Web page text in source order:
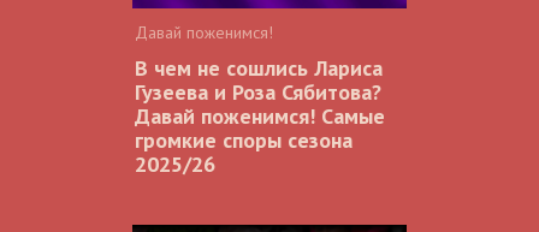
Давай поженимся!
В чем не сошлись Лариса
Гузеева и Роза Сябитова?
Давай поженимся! Самые
громкие споры сезона
2025/26